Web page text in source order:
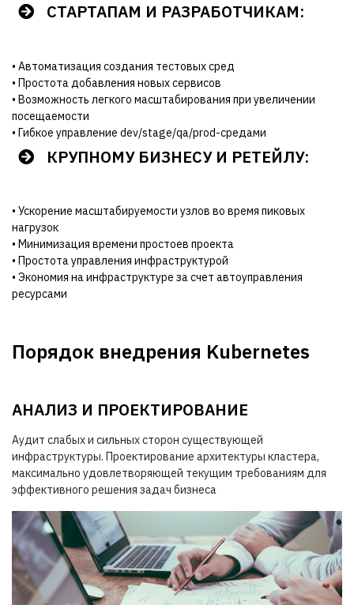
СТАРТАПАМ И РАЗРАБОТЧИКАМ:
• Автоматизация создания тестовых сред
• Простота добавления новых сервисов
• Возможность легкого масштабирования при увеличении
посещаемости
• Гибкое управление dev/stage/qa/prod-средами
КРУПНОМУ БИЗНЕСУ И РЕТЕЙЛУ:
• Ускорение масштабируемости узлов во время пиковых
нагрузок
• Минимизация времени простоев проекта
• Простота управления инфраструктурой
• Экономия на инфраструктуре за счет автоуправления
ресурсами
Порядок внедрения Kubernetes
АНАЛИЗ И ПРОЕКТИРОВАНИЕ
Аудит слабых и сильных сторон существующей
инфраструктуры. Проектирование архитектуры кластера,
максимально удовлетворяющей текущим требованиям для
эффективного решения задач бизнеса